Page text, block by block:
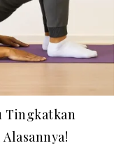
Tingkatkan